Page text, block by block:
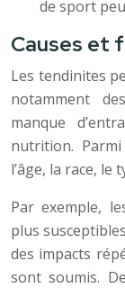
de sport
Causes et
Les tendinites
notamment
manque
nutrition.
l’âge, la race, le
Par exemple,
plus
des impacts
sont soumis.